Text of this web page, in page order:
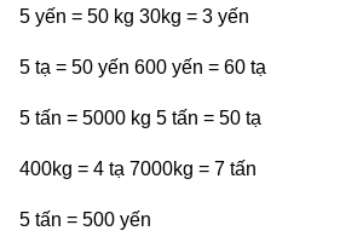
5 yến = 50 kg 30kg = 3 yến
5 tạ = 50 yến 600 yến = 60 tạ
5 tấn = 5000 kg 5 tấn = 50 tạ
400kg = 4 tạ 7000kg = 7 tấn
5 tấn = 500 yến